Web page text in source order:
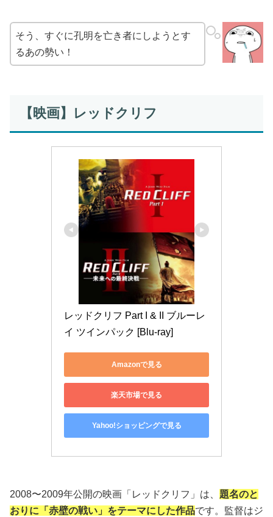
そう、すぐに孔明を亡き者にしようとす
るあの勢い！
【映画】レッドクリフ
レッドクリフ Part I & II ブルーレ
イ ツインパック [Blu-ray]
Amazonで見る
楽天市場で見る
Yahoo!ショッピングで見る
2008〜2009年公開の映画「レッドクリフ」は、 題名のと
おりに「赤壁の戦い」をテーマにした作品です。監督はジ